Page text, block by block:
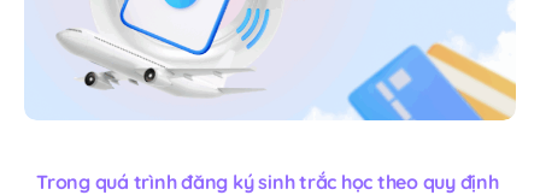
Trong quá trình đăng ký sinh trắc học theo quy định